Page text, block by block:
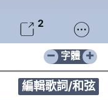
 2 
− +
字體
編輯歌詞/和弦